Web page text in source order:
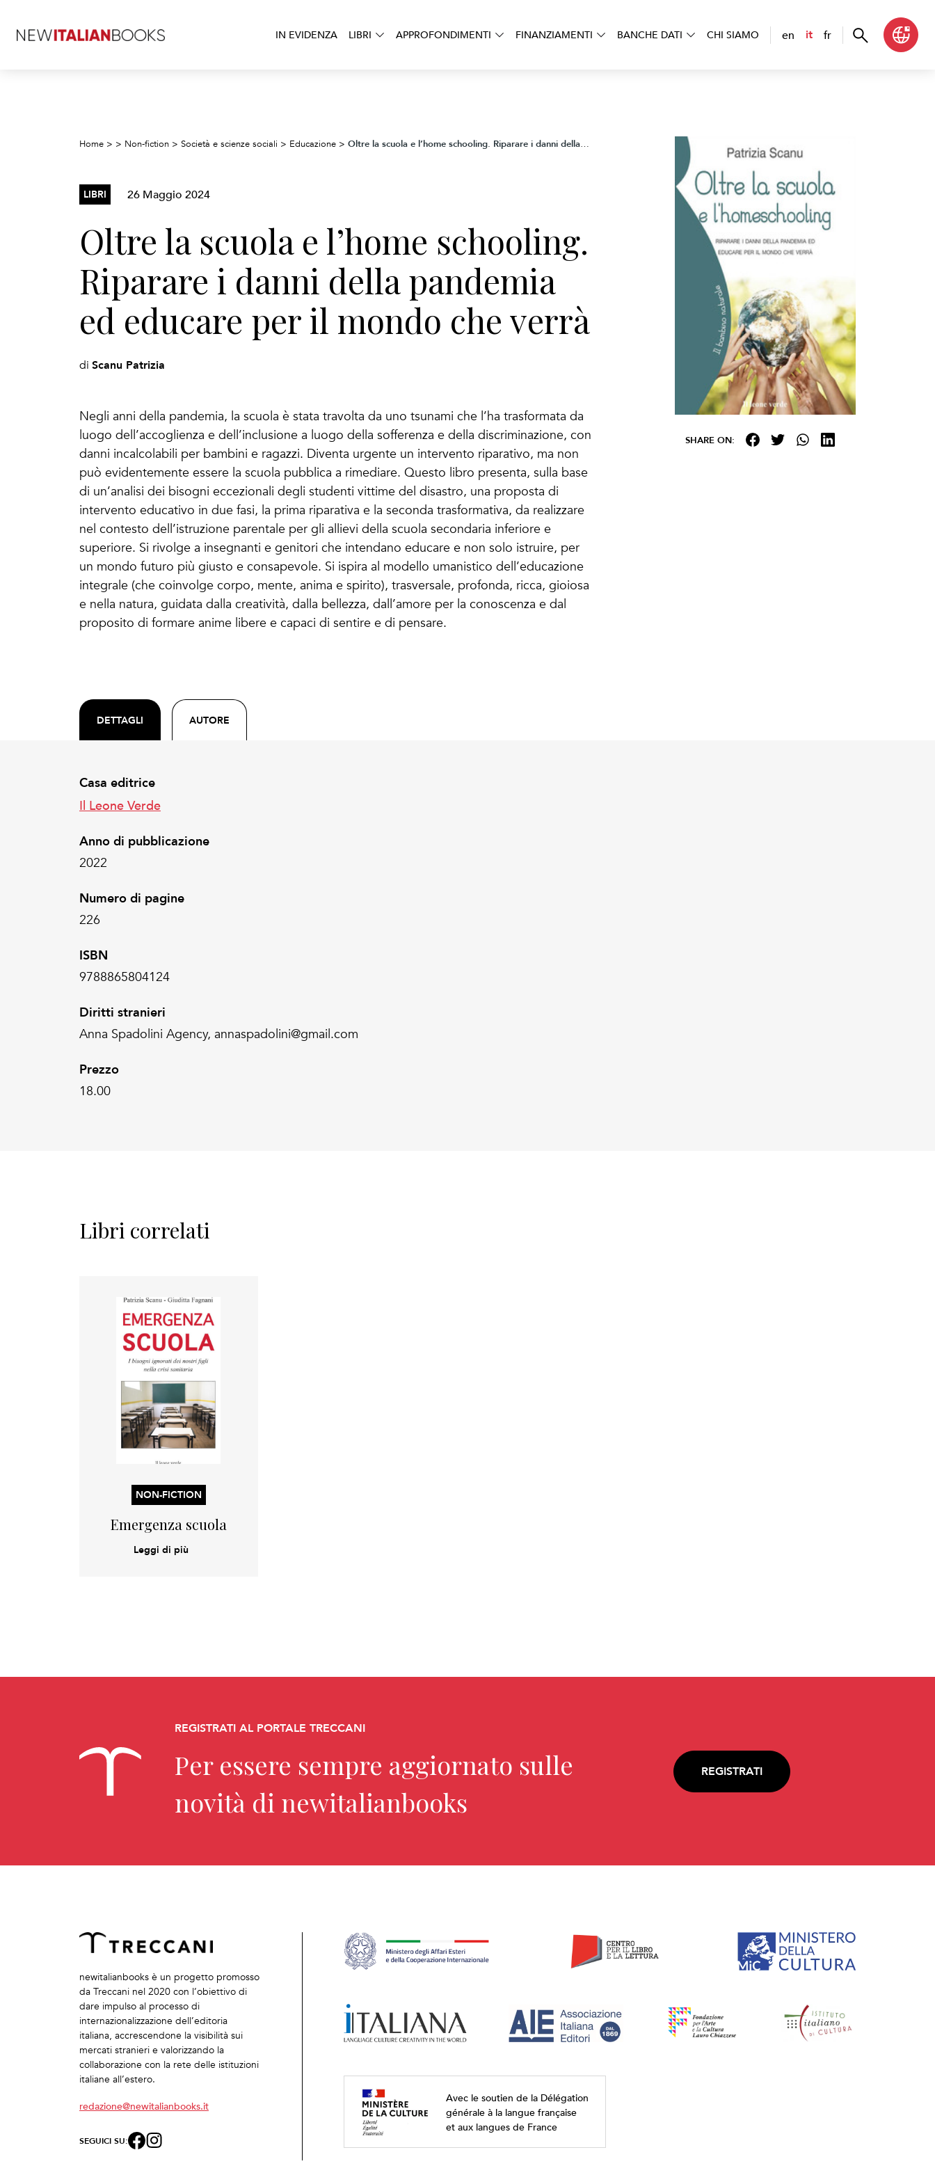
IN EVIDENZA LIBRI APPROFONDIMENTI FINANZIAMENTI BANCHE DATI CHI SIAMO en it fr
Home > > Non-fiction > Società e scienze sociali > Educazione > Oltre la scuola e l’home schooling. Riparare i danni della pandemia ed educare per il mondo che verrà
LIBRI 26 Maggio 2024
Oltre la scuola e l’home schooling.
Riparare i danni della pandemia
ed educare per il mondo che verrà
di Scanu Patrizia
Negli anni della pandemia, la scuola è stata travolta da uno tsunami che l’ha trasformata da
luogo dell’accoglienza e dell’inclusione a luogo della sofferenza e della discriminazione, con
danni incalcolabili per bambini e ragazzi. Diventa urgente un intervento riparativo, ma non
può evidentemente essere la scuola pubblica a rimediare. Questo libro presenta, sulla base
di un’analisi dei bisogni eccezionali degli studenti vittime del disastro, una proposta di
intervento educativo in due fasi, la prima riparativa e la seconda trasformativa, da realizzare
nel contesto dell’istruzione parentale per gli allievi della scuola secondaria inferiore e
superiore. Si rivolge a insegnanti e genitori che intendano educare e non solo istruire, per
un mondo futuro più giusto e consapevole. Si ispira al modello umanistico dell’educazione
integrale (che coinvolge corpo, mente, anima e spirito), trasversale, profonda, ricca, gioiosa
e nella natura, guidata dalla creatività, dalla bellezza, dall’amore per la conoscenza e dal
proposito di formare anime libere e capaci di sentire e di pensare.
DETTAGLI AUTORE
Casa editrice
Il Leone Verde
Anno di pubblicazione
2022
Numero di pagine
226
ISBN
9788865804124
Diritti stranieri
Anna Spadolini Agency, annaspadolini@gmail.com
Prezzo
18.00
SHARE ON:
Libri correlati
NON-FICTION
Emergenza scuola
Leggi di più
REGISTRATI AL PORTALE TRECCANI
Per essere sempre aggiornato sulle
novità di newitalianbooks
REGISTRATI
newitalianbooks è un progetto promosso
da Treccani nel 2020 con l’obiettivo di
dare impulso al processo di
internazionalizzazione dell’editoria
italiana, accrescendone la visibilità sui
mercati stranieri e valorizzando la
collaborazione con la rete delle istituzioni
italiane all’estero.
redazione@newitalianbooks.it
SEGUICI SU:
Avec le soutien de la Délégation
générale à la langue française
et aux langues de France